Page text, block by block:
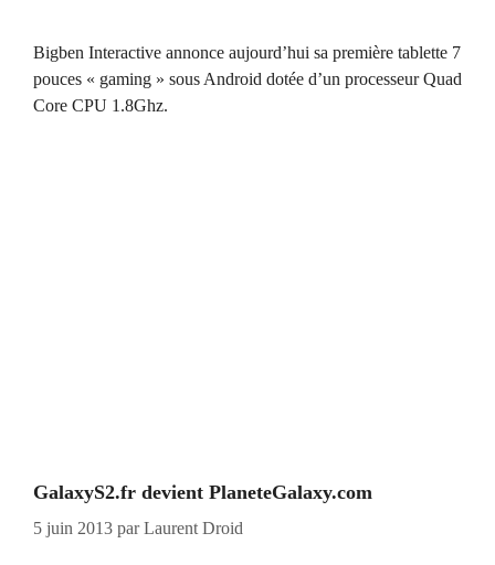
Bigben Interactive annonce aujourd’hui sa première tablette 7
pouces « gaming » sous Android dotée d’un processeur Quad
Core CPU 1.8Ghz.
GalaxyS2.fr devient PlaneteGalaxy.com
5 juin 2013 parLaurent Droid